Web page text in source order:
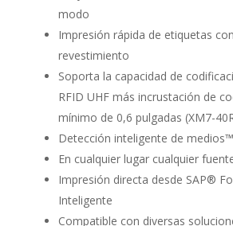
modo
Impresión rápida de etiquetas
revestimiento
Soporta la capacidad de
RFID UHF más incrustación de
mínimo de 0,6 pulgadas (XM7-
Detección inteligente de medios™
En cualquier lugar cualquier
Impresión directa desde SAP®
Inteligente
Compatible con diversas